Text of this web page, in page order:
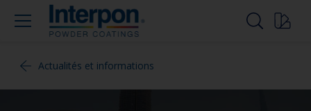
Actualités et informations